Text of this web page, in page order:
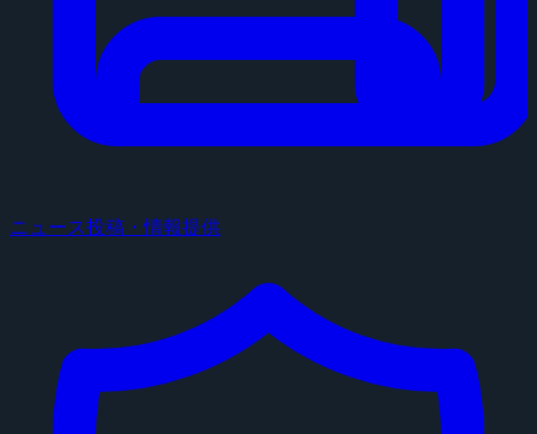
ニュース投稿・情報提供